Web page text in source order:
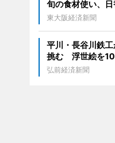
旬の食材使い、
東大阪経済新聞
平川・長谷川鉄
挑む 浮世絵を10
弘前経済新聞